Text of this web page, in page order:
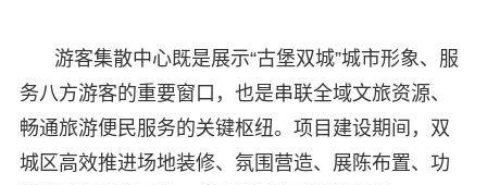
游客集散中心既是展示“古堡双城”城市形象、服
务八方游客的重要窗口，也是串联全域文旅资源、
畅通旅游便民服务的关键枢纽。项目建设期间，双
城区高效推进场地装修、氛围营造、展陈布置、功